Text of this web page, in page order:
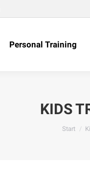
Personal Training
KIDS
Sie
Start